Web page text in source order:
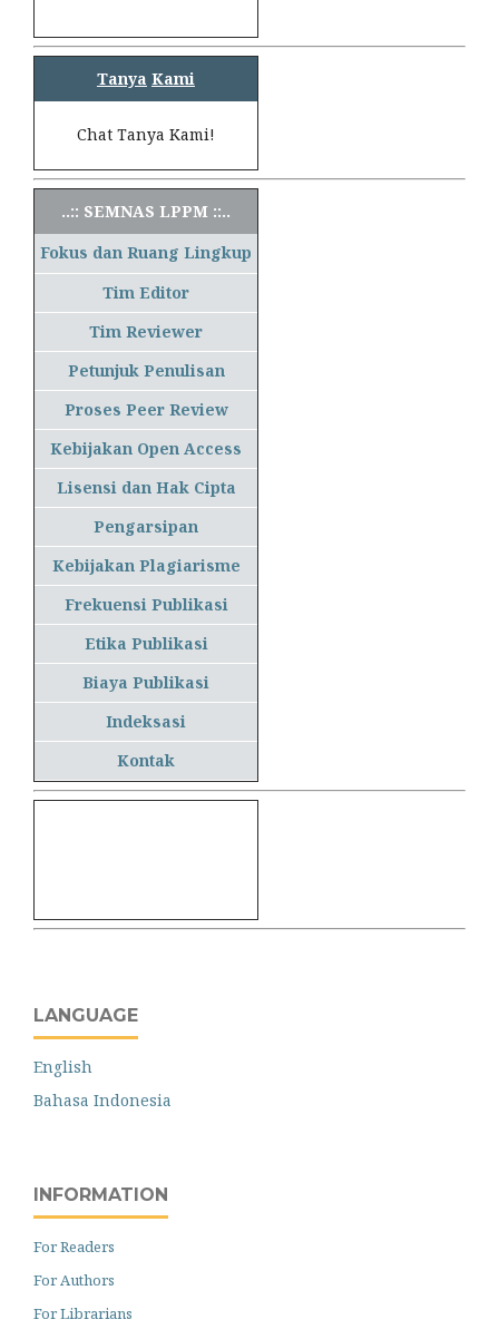
Tanya Kami
Chat Tanya Kami!
..:: SEMNAS LPPM ::..
Fokus dan Ruang Lingkup
Tim Editor
Tim Reviewer
Petunjuk Penulisan
Proses Peer Review
Kebijakan Open Access
Lisensi dan Hak Cipta
Pengarsipan
Kebijakan Plagiarisme
Frekuensi Publikasi
Etika Publikasi
Biaya Publikasi
Indeksasi
Kontak
LANGUAGE
English
Bahasa Indonesia
INFORMATION
For Readers
For Authors
For Librarians